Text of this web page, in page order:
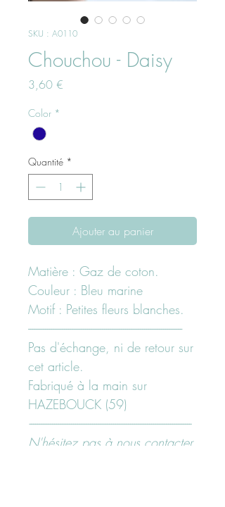
SKU : A0110
Chouchou - Daisy
3,60 €
Color *
Quantité *
Ajouter au panier
Matière : Gaz de coton.
Couleur : Bleu marine
Motif : Petites fleurs blanches.
-------------------------------------------------------------------------
Pas d'échange, ni de retour sur
cet article.
Fabriqué à la main sur
HAZEBOUCK (59)
-----------------------------------------------------------------------------
N'hésitez pas à nous contacter